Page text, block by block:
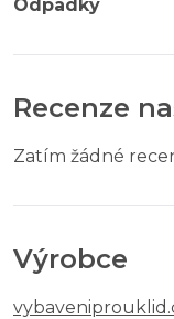
Odpadky
Recenze
Zatím žádné
Výrobce